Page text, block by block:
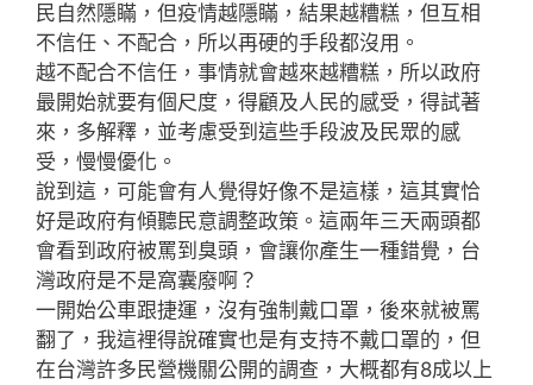
民自然隱瞞，但疫情越隱瞞，結果越糟糕，但互相
不信任、不配合，所以再硬的手段都沒用。
越不配合不信任，事情就會越來越糟糕，所以政府
最開始就要有個尺度，得顧及人民的感受，得試著
來，多解釋，並考慮受到這些手段波及民眾的感
受，慢慢優化。
說到這，可能會有人覺得好像不是這樣，這其實恰
好是政府有傾聽民意調整政策。這兩年三天兩頭都
會看到政府被罵到臭頭，會讓你產生一種錯覺，台
灣政府是不是窩囊廢啊？
一開始公車跟捷運，沒有強制戴口罩，後來就被罵
翻了，我這裡得說確實也是有支持不戴口罩的，但
在台灣許多民營機關公開的調查，大概都有8成以上